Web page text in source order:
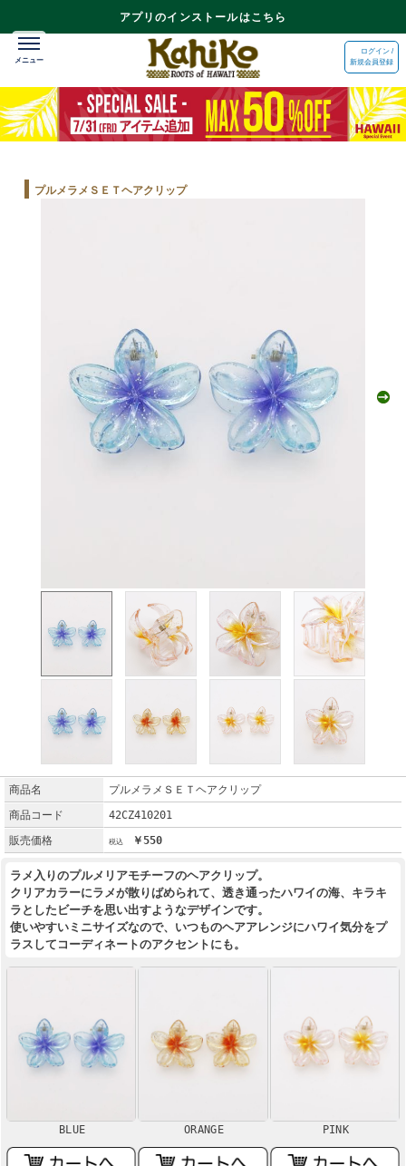
アプリのインストールはこちら
ログイン /
新規会員登録
プルメラメＳＥＴヘアクリップ
商品名
プルメラメＳＥＴヘアクリップ
商品コード
42CZ410201
販売価格
￥550
ラメ入りのプルメリアモチーフのヘアクリップ。
クリアカラーにラメが散りばめられて、透き通ったハワイの海、キラキ
ラとしたビーチを思い出すようなデザインです。
使いやすいミニサイズなので、いつものヘアアレンジにハワイ気分をプ
ラスしてコーディネートのアクセントにも。
BLUE ORANGE PINK